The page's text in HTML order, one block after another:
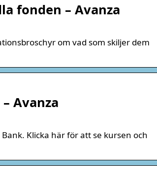
fonden – Avanza
om vad som skiljer dem
Avanza
Klicka här för att se kursen och